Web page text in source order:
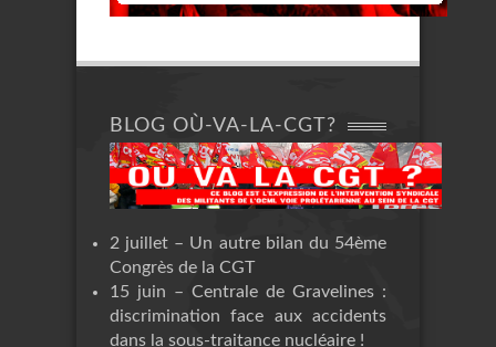
BLOG OÙ-VA-LA-CGT?
2 juillet – Un autre bilan du 54ème
Congrès de la CGT
15 juin – Centrale de Gravelines :
discrimination face aux accidents
dans la sous-traitance nucléaire !